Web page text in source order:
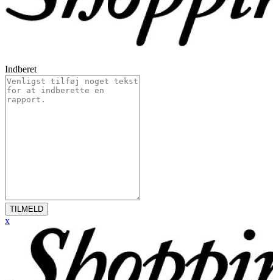
Indberet
TILMELD
x